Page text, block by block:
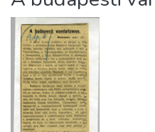
About us